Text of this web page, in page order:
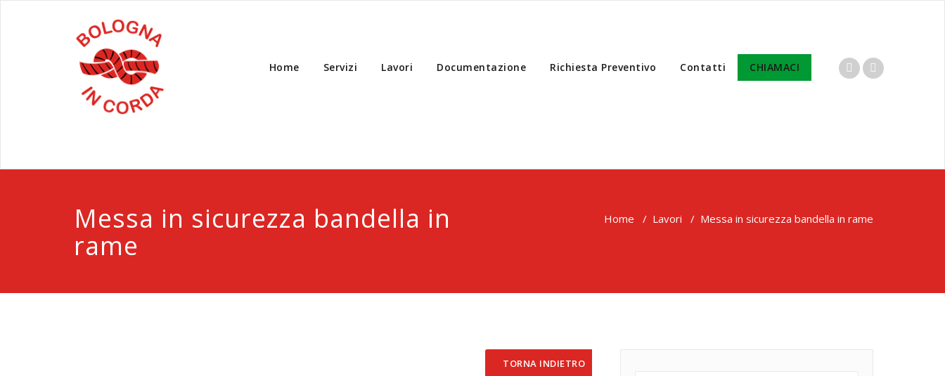
Home Servizi Lavori Documentazione Richiesta Preventivo Contatti CHIAMACI
Messa in sicurezza bandella in
rame
Home / Lavori / Messa in sicurezza bandella in rame
TORNA INDIETRO